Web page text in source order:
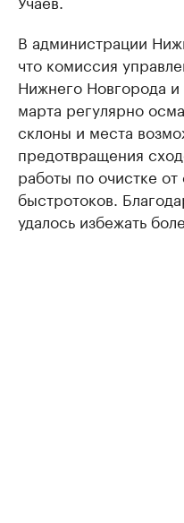
В администрации
что комиссия
Нижнего Новгорода
марта регулярно
склоны и места
предотвращения
работы по очистке
быстротоков.
удалось избежать